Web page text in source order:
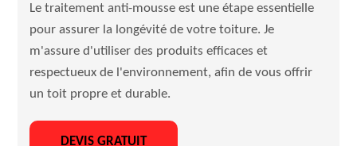
Le traitement anti-mousse est une étape essentielle
pour assurer la longévité de votre toiture. Je
m'assure d'utiliser des produits efficaces et
respectueux de l'environnement, afin de vous offrir
un toit propre et durable.
DEVIS GRATUIT